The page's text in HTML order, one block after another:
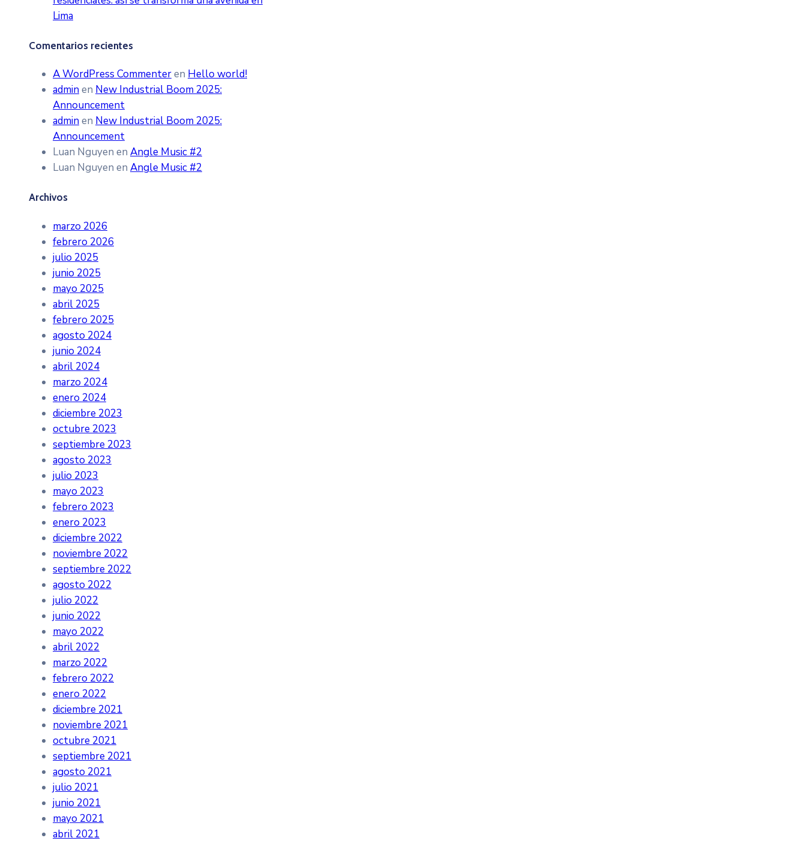
Lima
Comentarios recientes
A WordPress Commenteren Hello world!
adminen New Industrial Boom 2025:
Announcement
adminen New Industrial Boom 2025:
Announcement
Luan Nguyen en Angle Music #2
Luan Nguyen en Angle Music #2
Archivos
marzo 2026
febrero 2026
julio 2025
junio 2025
mayo 2025
abril 2025
febrero 2025
agosto 2024
junio 2024
abril 2024
marzo 2024
enero 2024
diciembre 2023
octubre 2023
septiembre 2023
agosto 2023
julio 2023
mayo 2023
febrero 2023
enero 2023
diciembre 2022
noviembre 2022
septiembre 2022
agosto 2022
julio 2022
junio 2022
mayo 2022
abril 2022
marzo 2022
febrero 2022
enero 2022
diciembre 2021
noviembre 2021
octubre 2021
septiembre 2021
agosto 2021
julio 2021
junio 2021
mayo 2021
abril 2021